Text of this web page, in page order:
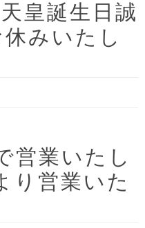
皇誕生日誠
みいたし
営業いたし
り営業いた